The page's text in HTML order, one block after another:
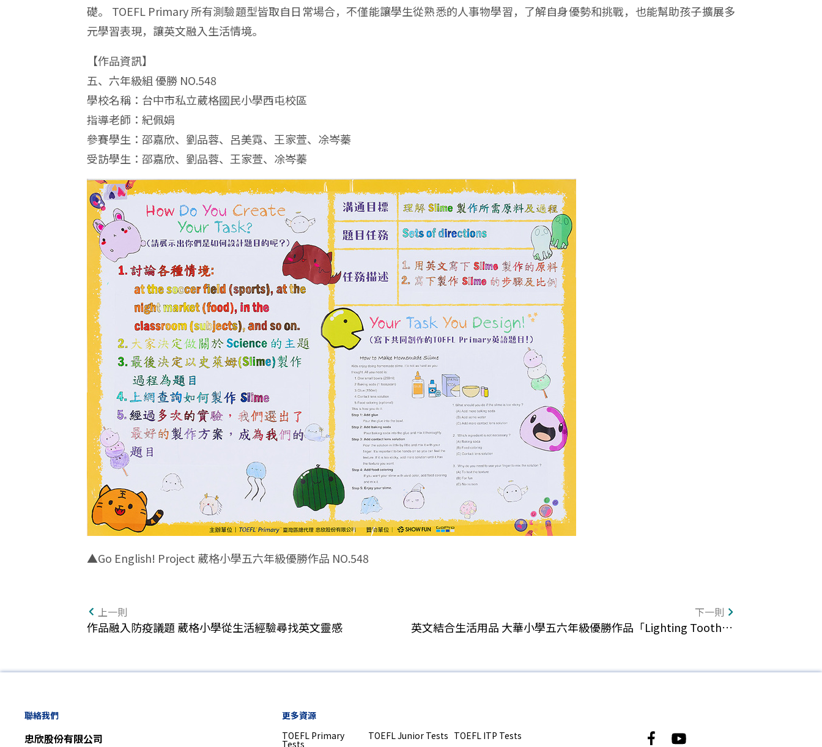
礎。 TOEFL Primary 所有測驗題型皆取自日常場合，不僅能讓學生從熟悉的人事物學習，了解自身優勢和挑戰，也能幫助孩子擴展多
元學習表現，讓英文融入生活情境。
【作品資訊】
五、六年級組 優勝 NO.548
學校名稱：台中市私立葳格國民小學西屯校區
指導老師：紀佩娟
參賽學生：邵嘉欣、劉品蓉、呂美霓、王家萱、凃岑蓁
受訪學生：邵嘉欣、劉品蓉、王家萱、凃岑蓁
▲Go English! Project 葳格小學五六年級優勝作品 NO.548
上一則
作品融入防疫議題 葳格小學從生活經驗尋找英文靈感
下一則
英文結合生活用品 大華小學五六年級優勝作品「Lighting Toothbrush」
聯絡我們
忠欣股份有限公司
更多資源
TOEFL Primary
Tests
TOEFL Junior Tests TOEFL ITP Tests